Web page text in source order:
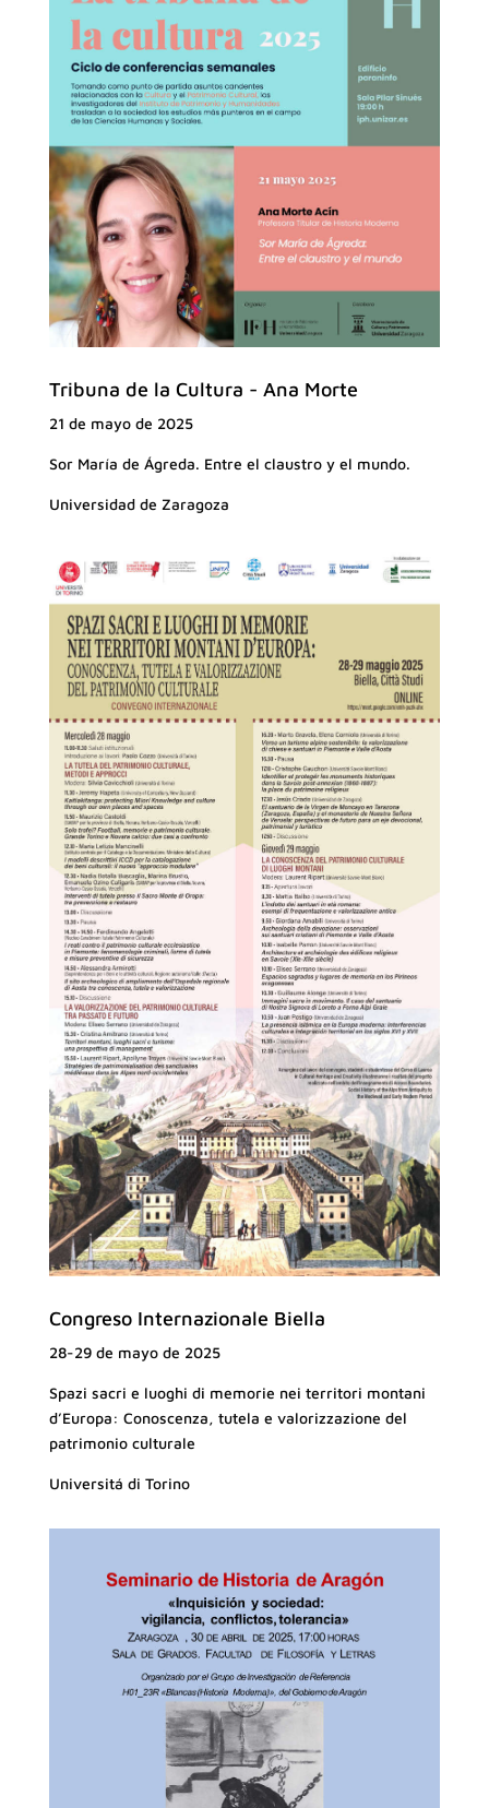
Tribuna de la Cultura - Ana Morte
21 de mayo de 2025
Sor María de Ágreda. Entre el claustro y el mundo.
Universidad de Zaragoza
Congreso Internazionale Biella
28-29 de mayo de 2025
Spazi sacri e luoghi di memorie nei territori montani
d’Europa: Conoscenza, tutela e valorizzazione del
patrimonio culturale
Universitá di Torino